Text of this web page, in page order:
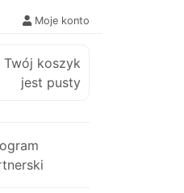
Moje konto
Twój koszyk
jest pusty